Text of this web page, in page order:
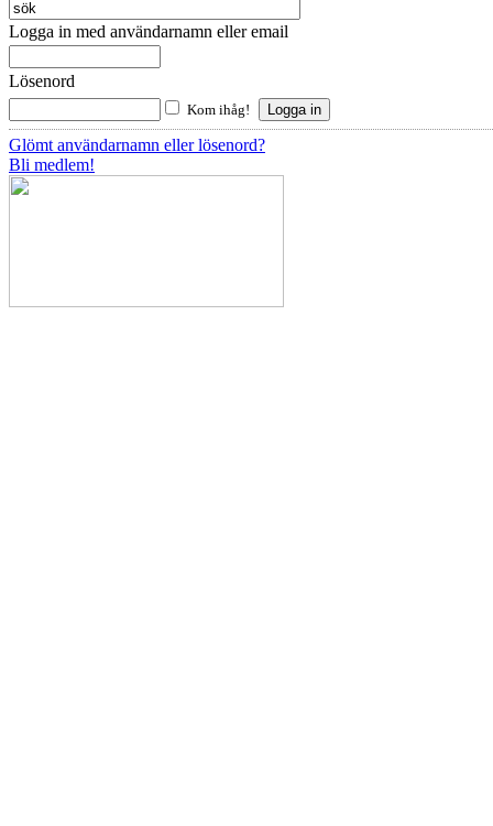
Logga in med användarnamn eller email
Lösenord
Kom ihåg!
Glömt användarnamn eller lösenord?
Bli medlem!